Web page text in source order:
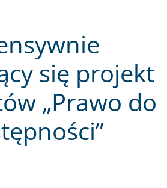
się projekt
„Prawo do